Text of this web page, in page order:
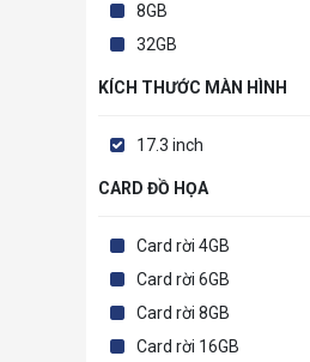
8GB
32GB
KÍCH THƯỚC MÀN HÌNH
17.3 inch
CARD ĐỒ HỌA
Card rời 4GB
Card rời 6GB
Card rời 8GB
Card rời 16GB